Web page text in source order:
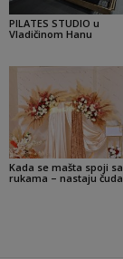
PILATES STUDIO u
Vladičinom Hanu
Kada se mašta spoji sa
rukama – nastaju čuda